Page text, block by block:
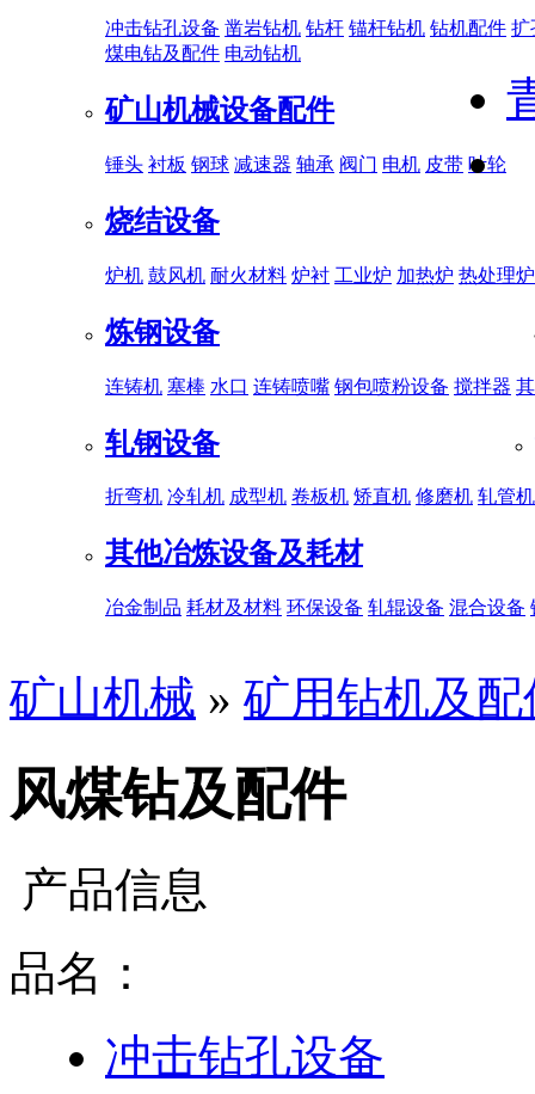
冲击钻孔设备 凿岩钻机 钻杆 锚杆钻机 钻机配件 扩
煤电钻及配件 电动钻机
矿山机械设备配件
锤头 衬板 钢球 减速器 轴承 阀门 电机 皮带 叶轮
烧结设备
炉机 鼓风机 耐火材料 炉衬 工业炉 加热炉 热处理炉
炼钢设备
连铸机 塞棒 水口 连铸喷嘴 钢包喷粉设备 搅拌器
轧钢设备
折弯机 冷轧机 成型机 卷板机 矫直机 修磨机 轧管机
其他冶炼设备及耗材
冶金制品 耗材及材料 环保设备 轧辊设备 混合设备
矿山机械 » 矿用钻机及配
风煤钻及配件
产品信息
品名：
冲击钻孔设备